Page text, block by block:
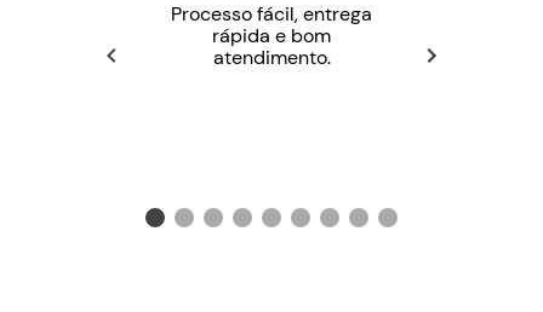
Processo fácil, entrega
rápida e bom
atendimento.